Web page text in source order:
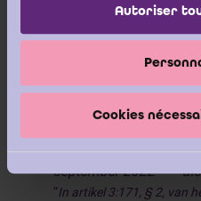
Autoriser
Cookies
3:171, § 2, post VI en
besluit van 29 april
Wetboek van
september 2022
als
“In artikel 3:171, § 2, van